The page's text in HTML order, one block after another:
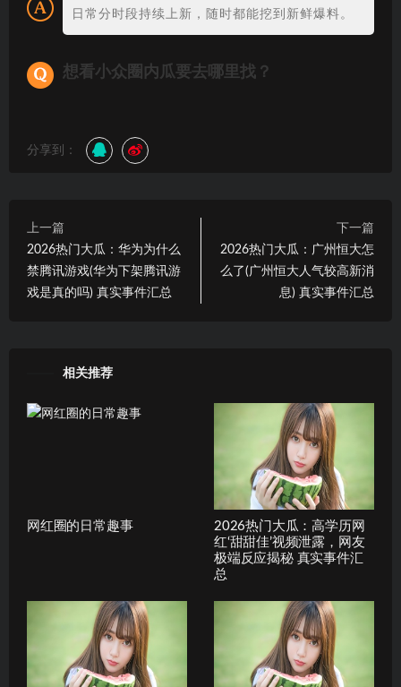
日常分时段持续上新，随时都能挖到新鲜爆料。
想看小众圈内瓜要去哪里找？
分享到：
上一篇
2026热门大瓜：华为为什么
禁腾讯游戏(华为下架腾讯游
戏是真的吗) 真实事件汇总
下一篇
2026热门大瓜：广州恒大怎
么了(广州恒大人气较高新消
息) 真实事件汇总
相关推荐
网红圈的日常趣事
2026热门大瓜：高学历网
红‘甜甜佳’视频泄露，网友
极端反应揭秘 真实事件汇
总